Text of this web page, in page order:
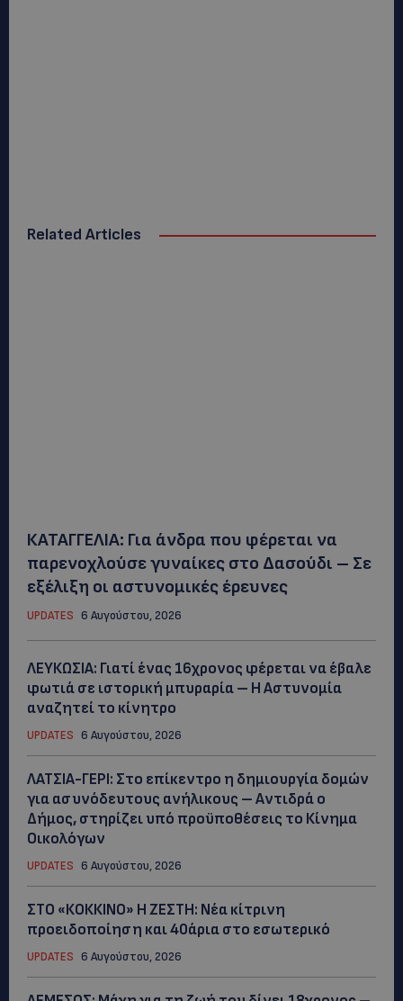
Related Articles
ΚΑΤΑΓΓΕΛΙΑ: Για άνδρα που φέρεται να
παρενοχλούσε γυναίκες στο Δασούδι – Σε
εξέλιξη οι αστυνομικές έρευνες
UPDATES 6 Αυγούστου, 2026
ΛΕΥΚΩΣΙΑ: Γιατί ένας 16χρονος φέρεται να έβαλε
φωτιά σε ιστορική μπυραρία – Η Αστυνομία
αναζητεί το κίνητρο
UPDATES 6 Αυγούστου, 2026
ΛΑΤΣΙΑ-ΓΕΡΙ: Στο επίκεντρο η δημιουργία δομών
για ασυνόδευτους ανήλικους – Αντιδρά ο
Δήμος, στηρίζει υπό προϋποθέσεις το Κίνημα
Οικολόγων
UPDATES 6 Αυγούστου, 2026
ΣΤΟ «ΚΟΚΚΙΝΟ» Η ΖΕΣΤΗ: Νέα κίτρινη
προειδοποίηση και 40άρια στο εσωτερικό
UPDATES 6 Αυγούστου, 2026